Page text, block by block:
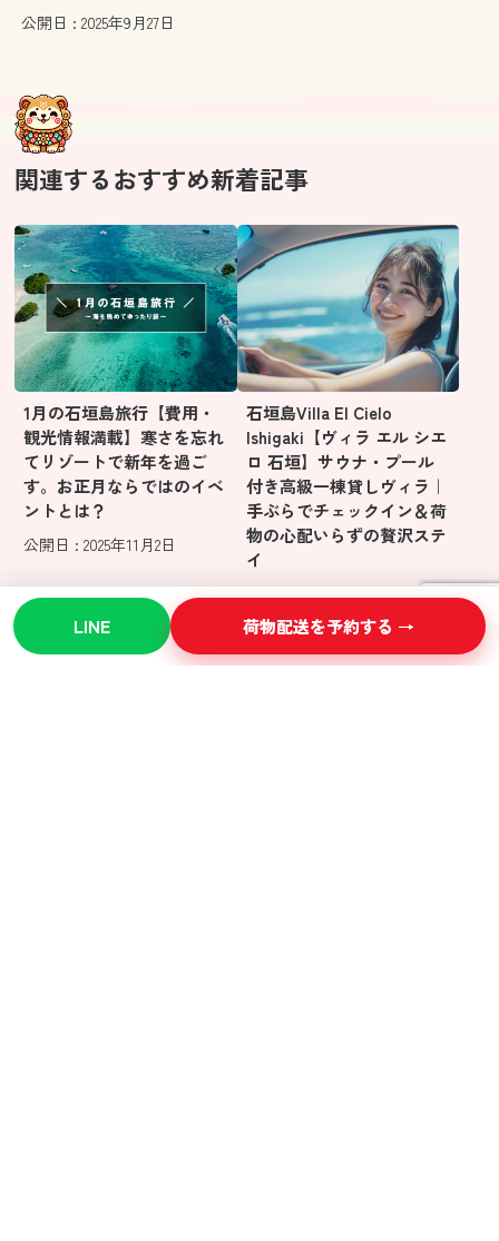
公開日 : 2025年9月27日
関連するおすすめ新着記事
1月の石垣島旅行【費用・
観光情報満載】寒さを忘れ
てリゾートで新年を過ご
す。お正月ならではのイベ
ントとは？
公開日 : 2025年11月2日
石垣島Villa El Cielo
Ishigaki【ヴィラ エル シエ
ロ 石垣】サウナ・プール
付き高級一棟貸しヴィラ｜
手ぶらでチェックイン＆荷
物の心配いらずの贅沢ステ
イ
公開日 : 2025年10月30日
LINE 荷物配送を予約する →